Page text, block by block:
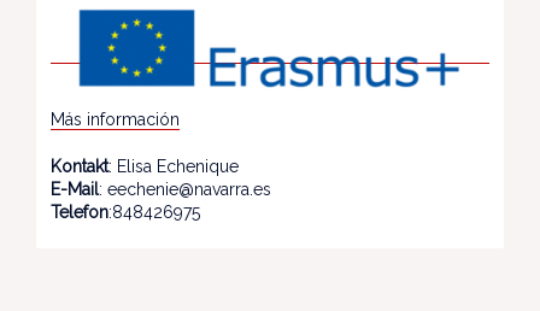
Más información
Kontakt: Elisa Echenique
E-Mail: eechenie@navarra.es
Telefon:848426975